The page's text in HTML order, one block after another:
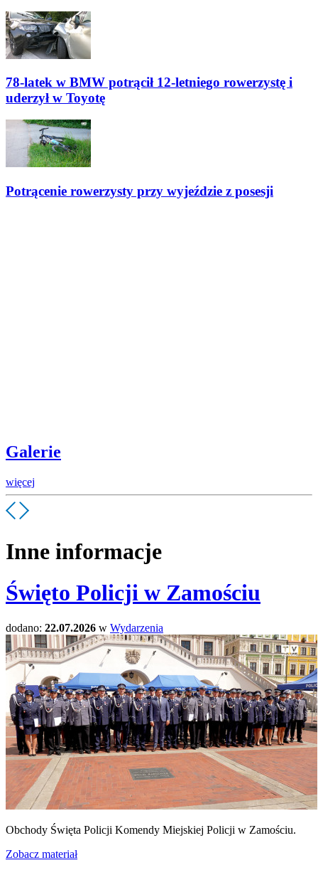
78-latek w BMW potrącił 12-letniego rowerzystę i
uderzył w Toyotę
Potrącenie rowerzysty przy wyjeździe z posesji
Galerie
więcej
Inne informacje
Święto Policji w Zamościu
dodano: 22.07.2026 w Wydarzenia
Obchody Święta Policji Komendy Miejskiej Policji w Zamościu.
Zobacz materiał